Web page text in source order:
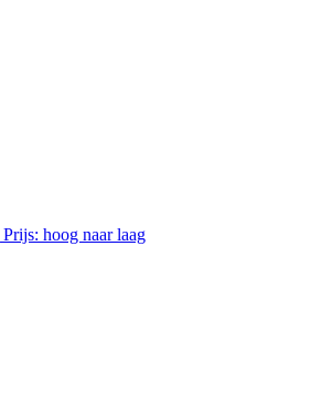
Prijs: hoog naar laag